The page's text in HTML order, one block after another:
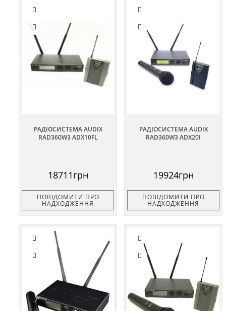
РАДІОСИСТЕМА AUDIX
RAD360W3 ADX10FL
18711грн
ПОВІДОМИТИ ПРО
НАДХОДЖЕННЯ
РАДІОСИСТЕМА AUDIX
RAD360W3 ADX20I
19924грн
ПОВІДОМИТИ ПРО
НАДХОДЖЕННЯ